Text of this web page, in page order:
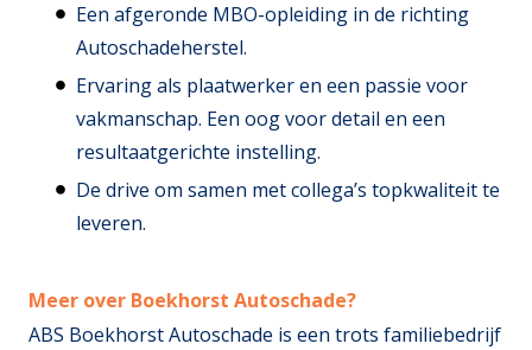
Een afgeronde MBO-opleiding in de richting
Autoschadeherstel.
Ervaring als plaatwerker en een passie voor
vakmanschap. Een oog voor detail en een
resultaatgerichte instelling.
De drive om samen met collega’s topkwaliteit te
leveren.
Meer over Boekhorst Autoschade?
ABS Boekhorst Autoschade is een trots familiebedrijf